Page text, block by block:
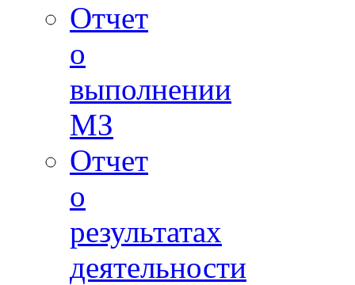
Отчет
о
выполнении
МЗ
Отчет
о
результатах
деятельности